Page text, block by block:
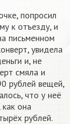
попросил
к отъезду, и
письменном
увидела
и, не
смяла и
рублей вещей,
что у неё
она
рублей.